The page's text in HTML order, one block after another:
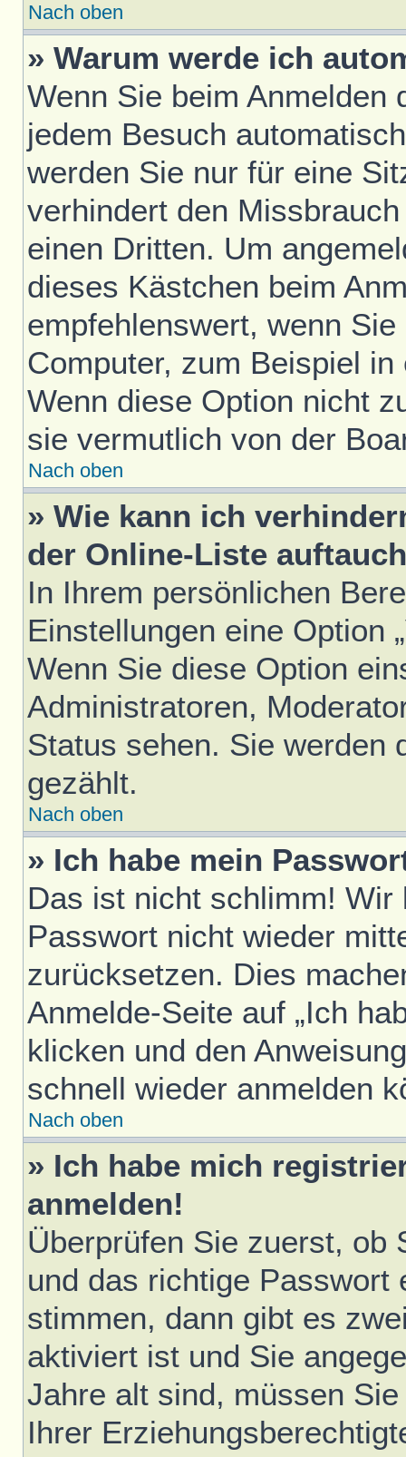
Nach oben
» Warum werde ich
Wenn Sie beim Anmelden
jedem Besuch
werden Sie nur für eine
verhindert den
einen Dritten. Um
dieses Kästchen beim
empfehlenswert, wenn
Computer, zum Beispiel
Wenn diese Option nicht
sie vermutlich von der
Nach oben
» Wie kann ich
der Online-Liste
In Ihrem persönlichen
Einstellungen eine Option
Wenn Sie diese Option
Administratoren,
Status sehen. Sie werden
gezählt.
Nach oben
» Ich habe mein
Das ist nicht schlimm!
Passwort nicht wieder
zurücksetzen. Dies
Anmelde-Seite auf „Ich
klicken und den
schnell wieder anmelden
Nach oben
» Ich habe mich
anmelden!
Überprüfen Sie zuerst, ob
und das richtige Passwort
stimmen, dann gibt es
aktiviert ist und Sie
Jahre alt sind, müssen
Ihrer